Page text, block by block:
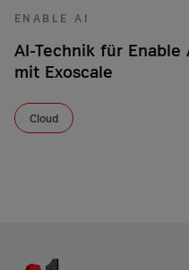
ENABLE AI
AI-Technik für Enable
mit Exoscale
Cloud